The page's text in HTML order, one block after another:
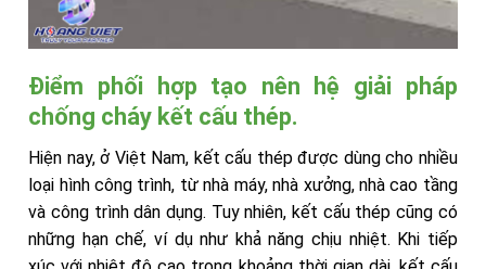
Điểm phối hợp tạo nên hệ giải pháp
chống cháy kết cấu thép.
Hiện nay, ở Việt Nam, kết cấu thép được dùng cho nhiều
loại hình công trình, từ nhà máy, nhà xưởng, nhà cao tầng
và công trình dân dụng. Tuy nhiên, kết cấu thép cũng có
những hạn chế, ví dụ như khả năng chịu nhiệt. Khi tiếp